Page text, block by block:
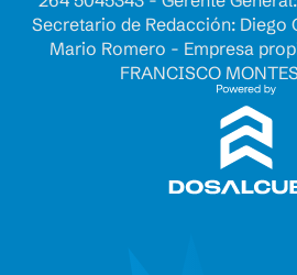
Secretario de Redacción: Diego
Mario Romero - Empresa
FRANCISCO